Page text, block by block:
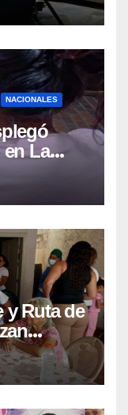
NACIONALES
La
y Ruta de
en